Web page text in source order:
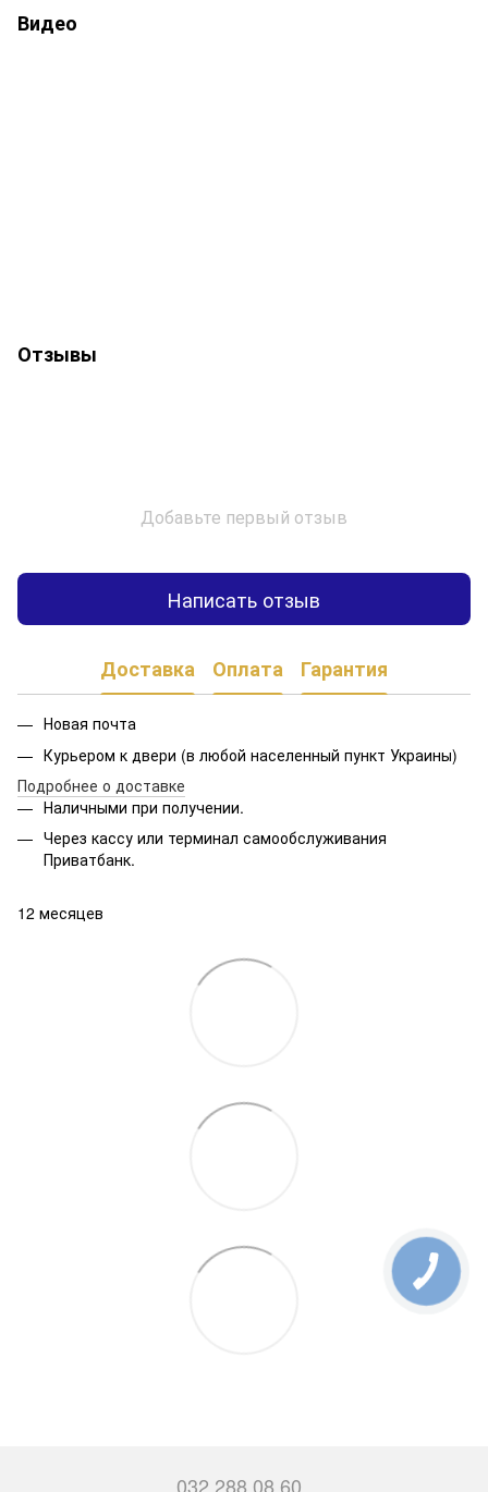
Видео
Отзывы
Добавьте первый отзыв
Написать отзыв
Доставка Оплата Гарантия
Новая почта
Курьером к двери (в любой населенный пункт Украины)
Подробнее о доставке
Наличными при получении.
Через кассу или терминал самообслуживания
Приватбанк.
12 месяцев
032 288 08 60